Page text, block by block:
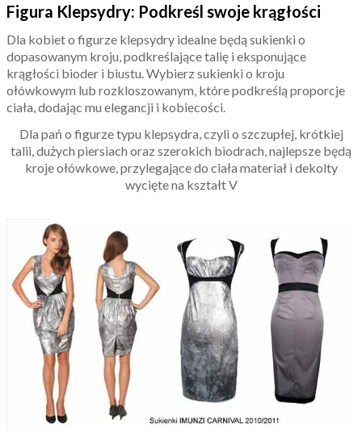
Figura Klepsydry: Podkreśl swoje krągłości
Dla kobiet o figurze klepsydry idealne będą sukienki o
dopasowanym kroju, podkreślające talię i eksponujące
krągłości bioder i biustu. Wybierz sukienki o kroju
ołówkowym lub rozkloszowanym, które podkreślą proporcje
ciała, dodając mu elegancji i kobiecości.
Dla pań o figurze typu klepsydra, czyli o szczupłej, krótkiej
talii, dużych piersiach oraz szerokich biodrach, najlepsze będą
kroje ołówkowe, przylegające do ciała materiał i dekolty
wycięte na kształt V